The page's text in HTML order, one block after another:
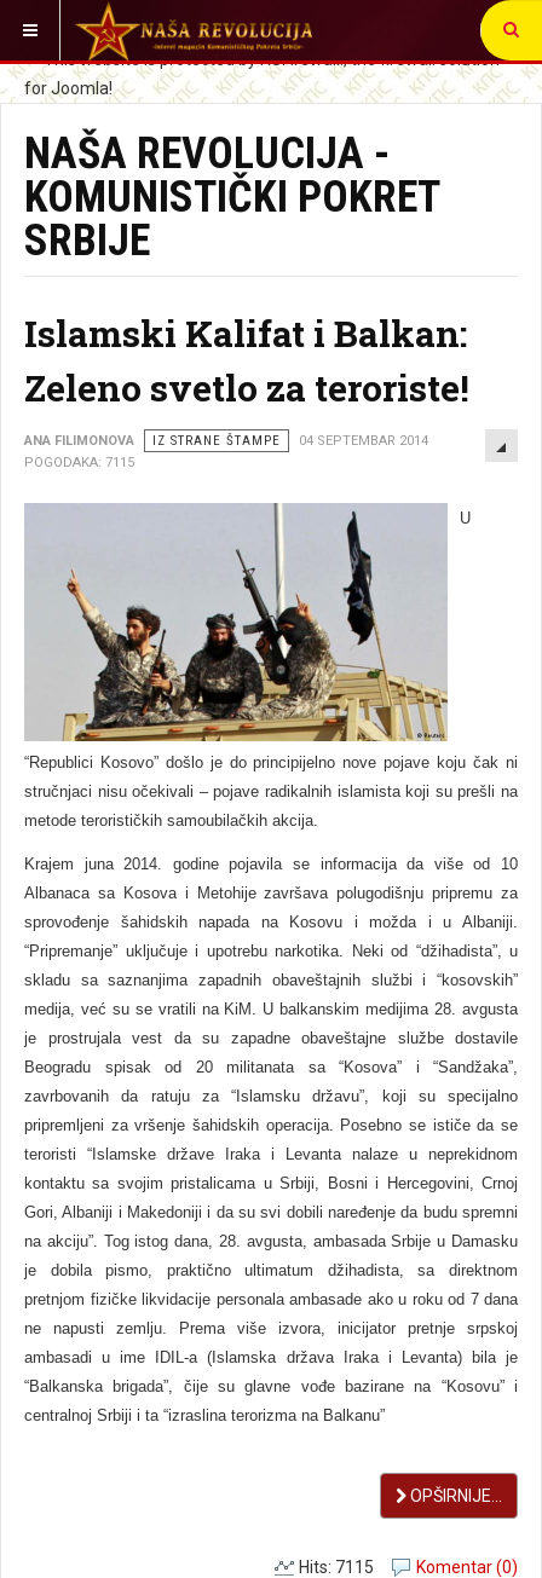
VI STE OVDE:
NAŠA REVOLUCIJA -
KOMUNISTIČKI POKRET
SRBIJE
Islamski Kalifat i Balkan:
Zeleno svetlo za teroriste!
ANA FILIMONOVA IZ STRANE ŠTAMPE
04 SEPTEMBAR 2014
POGODAKA: 7115
U
“Republici Kosovo” došlo je do principijelno nove pojave koju čak ni
stručnjaci nisu očekivali – pojave radikalnih islamista koji su prešli na
metode terorističkih samoubilačkih akcija.
Krajem juna 2014. godine pojavila se informacija da više od 10
Albanaca sa Kosova i Metohije završava polugodišnju pripremu za
sprovođenje šahidskih napada na Kosovu i možda i u Albaniji.
“Pripremanje” uklјučuje i upotrebu narkotika. Neki od “džihadista”, u
skladu sa saznanjima zapadnih obaveštajnih službi i “kosovskih”
medija, već su se vratili na KiM. U balkanskim medijima 28. avgusta
je prostrujala vest da su zapadne obaveštajne službe dostavile
Beogradu spisak od 20 militanata sa “Kosova” i “Sandžaka”,
zavrbovanih da ratuju za “Islamsku državu”, koji su specijalno
pripremlјeni za vršenje šahidskih operacija. Posebno se ističe da se
teroristi “Islamske države Iraka i Levanta nalaze u neprekidnom
kontaktu sa svojim pristalicama u Srbiji, Bosni i Hercegovini, Crnoj
Gori, Albaniji i Makedoniji i da su svi dobili naređenje da budu spremni
na akciju”. Tog istog dana, 28. avgusta, ambasada Srbije u Damasku
je dobila pismo, praktično ultimatum džihadista, sa direktnom
pretnjom fizičke likvidacije personala ambasade ako u roku od 7 dana
ne napusti zemlјu. Prema više izvora, inicijator pretnje srpskoj
ambasadi u ime IDIL-a (Islamska država Iraka i Levanta) bila je
“Balkanska brigada”, čije su glavne vođe bazirane na “Kosovu” i
centralnoj Srbiji i ta “izraslina terorizma na Balkanu”
OPŠIRNIJE...
Komentar (0)
Hits: 7115